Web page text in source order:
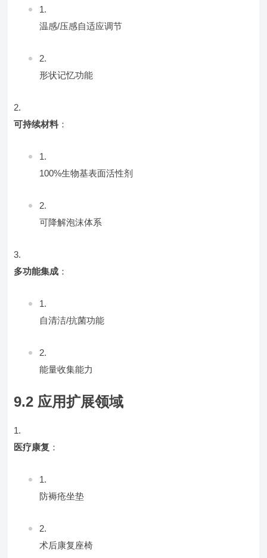
温感/压感自适应调节
形状记忆功能
可持续材料 ：
100%生物基表面活性剂
可降解泡沫体系
多功能集成 ：
自清洁/抗菌功能
能量收集能力
9.2 应用扩展领域
医疗康复 ：
防褥疮坐垫
术后康复座椅